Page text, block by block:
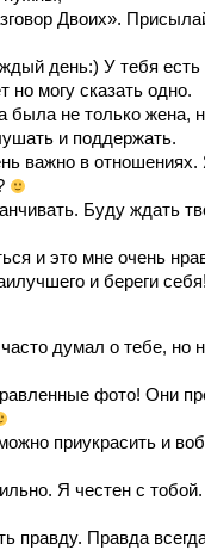
Двоих».
день:) У тебя
могу сказать одно.
не только жена,
и поддержать.
важно в
Буду ждать
и это мне очень
и береги
думал о тебе, но
фото! Они
приукрасить и
Я честен с
правду. Правда